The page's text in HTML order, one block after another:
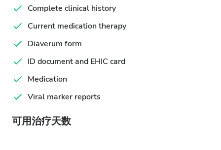
Complete clinical history
Current medication therapy
Diaverum form
ID document and EHIC card
Medication
Viral marker reports
可用治疗天数